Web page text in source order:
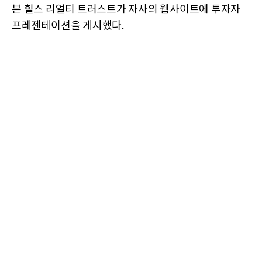
븐 힐스 리얼티 트러스트가 자사의 웹사이트에 투자자
프레젠테이션을 게시했다.